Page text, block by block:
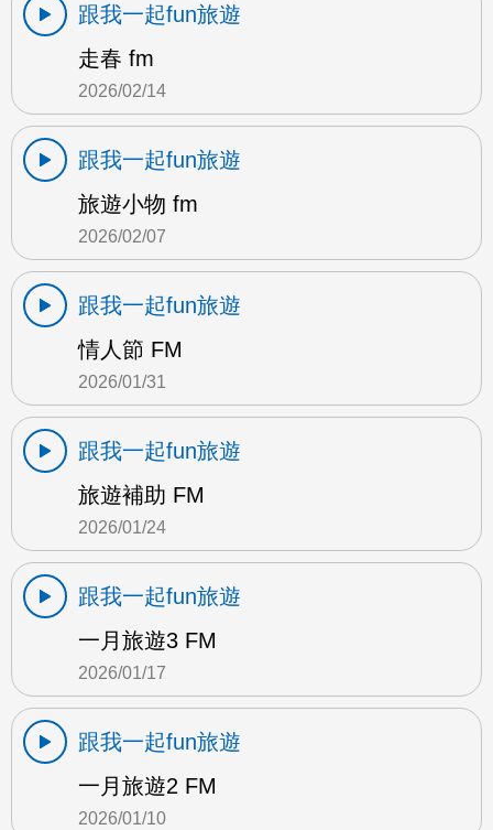
跟我一起fun旅遊
走春 fm
2026/02/14
跟我一起fun旅遊
旅遊小物 fm
2026/02/07
跟我一起fun旅遊
情人節 FM
2026/01/31
跟我一起fun旅遊
旅遊補助 FM
2026/01/24
跟我一起fun旅遊
一月旅遊3 FM
2026/01/17
跟我一起fun旅遊
一月旅遊2 FM
2026/01/10